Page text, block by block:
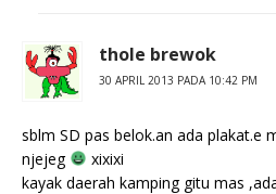
thole brewok
30 APRIL 2013 PADA 10:42 PM
sblm SD pas belok.an ada plakat.e
njejeg
xixixi
kayak daerah kamping gitu mas